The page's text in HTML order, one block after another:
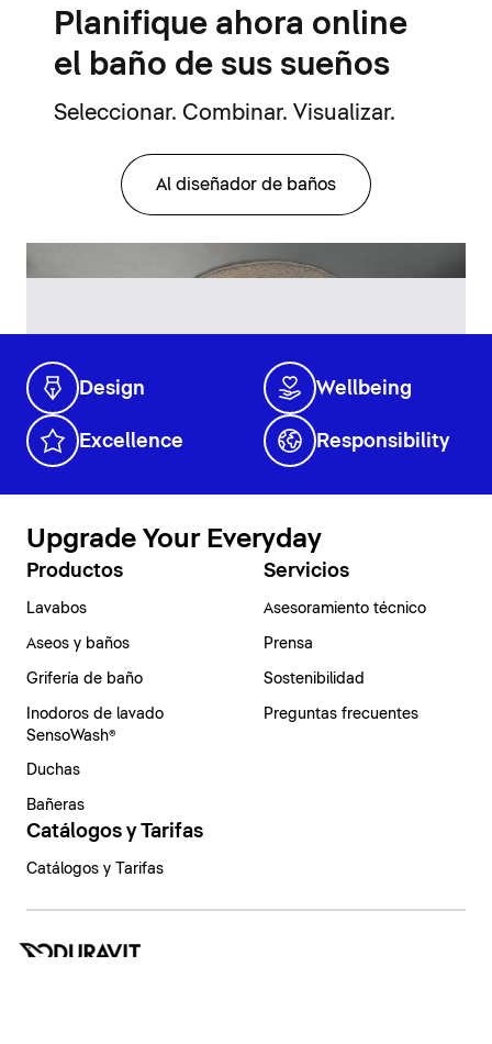
Planifique ahora online
el baño de sus sueños
Seleccionar. Combinar. Visualizar.
Al diseñador de baños
Design Wellbeing
Excellence Responsibility
Upgrade Your Everyday
Productos
Lavabos
Aseos y baños
Grifería de baño
Inodoros de lavado
SensoWash®
Duchas
Bañeras
Servicios
Asesoramiento técnico
Prensa
Sostenibilidad
Preguntas frecuentes
Catálogos y Tarifas
Catálogos y Tarifas